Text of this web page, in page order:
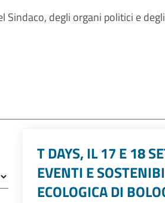
Sindaco, degli organi politici e
T DAYS, IL 17 E 18
EVENTI E
ECOLOGICA DI